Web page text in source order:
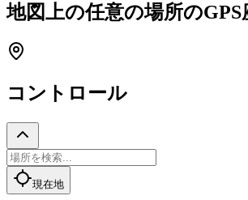
地図上の任意の場所の
コントロール
現在地